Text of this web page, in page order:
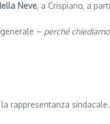
Neve, a Crispiano, a
– perché
rappresentanza sindacale.